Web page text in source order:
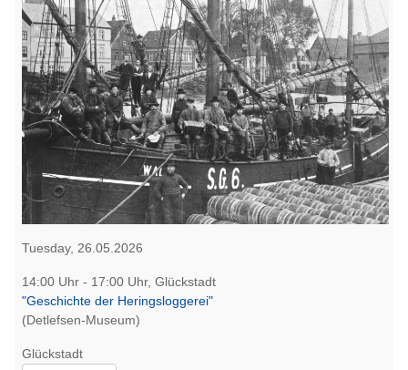
Tuesday, 26.05.2026
14:00 Uhr - 17:00 Uhr, Glückstadt
"Geschichte der Heringsloggerei"
(Detlefsen-Museum)
Glückstadt